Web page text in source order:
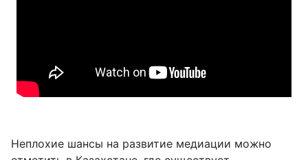
Неплохие шансы на развитие медиации можно